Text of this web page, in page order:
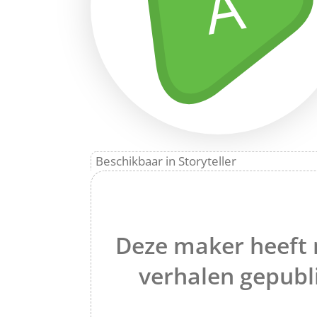
Beschikbaar in Storyteller
Deze maker heeft
verhalen